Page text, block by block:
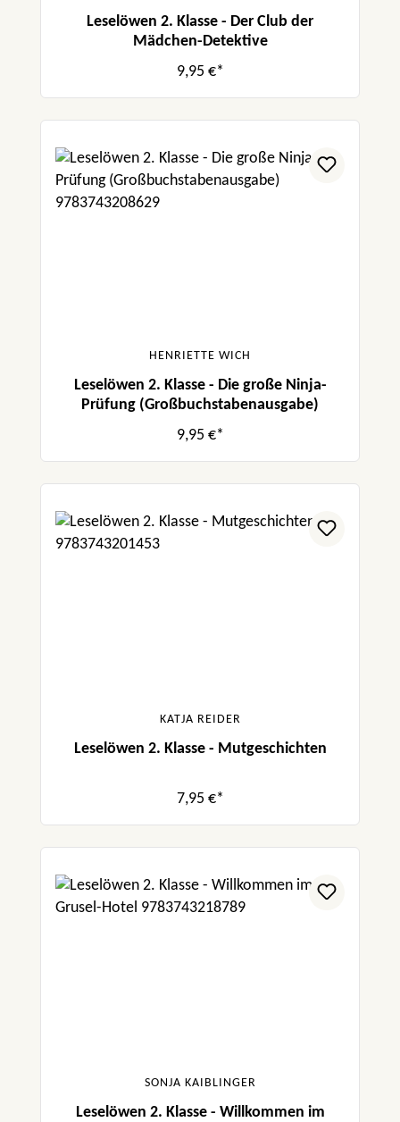
Leselöwen 2. Klasse - Der Club der
Mädchen-Detektive
9,95 €*
HENRIETTE WICH
Leselöwen 2. Klasse - Die große Ninja-
Prüfung (Großbuchstabenausgabe)
9,95 €*
KATJA REIDER
Leselöwen 2. Klasse - Mutgeschichten
7,95 €*
SONJA KAIBLINGER
Leselöwen 2. Klasse - Willkommen im